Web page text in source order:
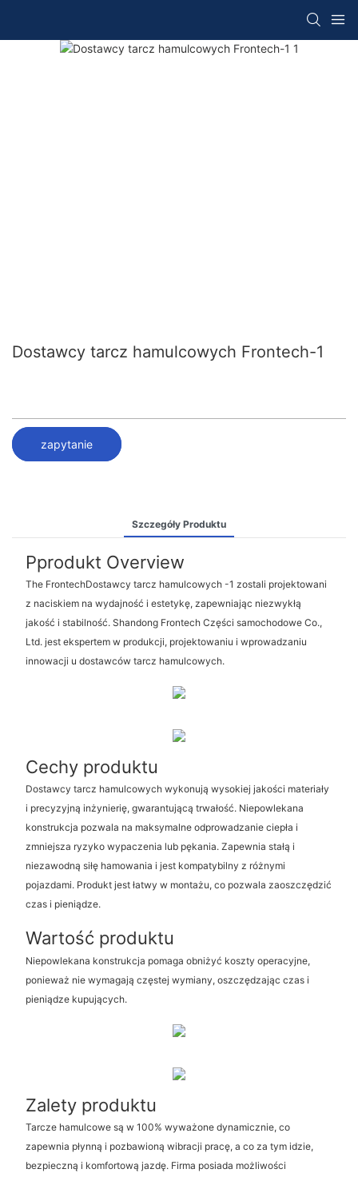
Dostawcy tarcz hamulcowych Frontech-1
zapytanie
Szczegóły Produktu
Pprodukt Overview
The FrontechDostawcy tarcz hamulcowych -1 zostali projektowani
z naciskiem na wydajność i estetykę, zapewniając niezwykłą
jakość i stabilność. Shandong Frontech Części samochodowe Co.,
Ltd. jest ekspertem w produkcji, projektowaniu i wprowadzaniu
innowacji u dostawców tarcz hamulcowych.
Cechy produktu
Dostawcy tarcz hamulcowych wykonują wysokiej jakości materiały
i precyzyjną inżynierię, gwarantującą trwałość. Niepowlekana
konstrukcja pozwala na maksymalne odprowadzanie ciepła i
zmniejsza ryzyko wypaczenia lub pękania. Zapewnia stałą i
niezawodną siłę hamowania i jest kompatybilny z różnymi
pojazdami. Produkt jest łatwy w montażu, co pozwala zaoszczędzić
czas i pieniądze.
Wartość produktu
Niepowlekana konstrukcja pomaga obniżyć koszty operacyjne,
ponieważ nie wymagają częstej wymiany, oszczędzając czas i
pieniądze kupujących.
Zalety produktu
Tarcze hamulcowe są w 100% wyważone dynamicznie, co
zapewnia płynną i pozbawioną wibracji pracę, a co za tym idzie,
bezpieczną i komfortową jazdę. Firma posiada możliwości